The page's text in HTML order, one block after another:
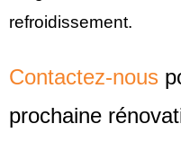
refroidissement.
Contactez-nous
prochaine